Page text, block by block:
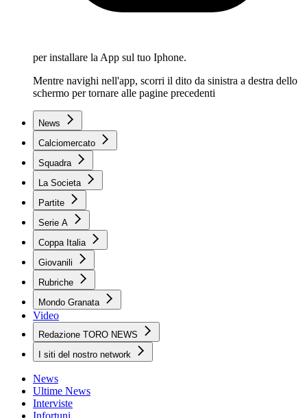
per installare la App sul tuo Iphone.
Mentre navighi nell'app, scorri il dito da sinistra a destra dello
schermo per tornare alle pagine precedenti
News
Calciomercato
Squadra
La Societa
Partite
Serie A
Coppa Italia
Giovanili
Rubriche
Mondo Granata
Video
Redazione TORO NEWS
I siti del nostro network
News
Ultime News
Interviste